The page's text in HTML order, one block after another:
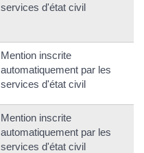
services d'état civil
Mention inscrite
automatiquement par les
services d'état civil
Mention inscrite
automatiquement par les
services d'état civil